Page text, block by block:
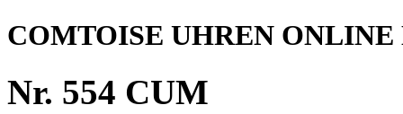
COMTOISE UHREN ONLINE
Nr. 554 CUM